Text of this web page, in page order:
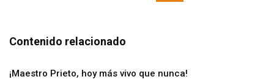
Contenido relacionado
¡Maestro Prieto, hoy más vivo que nunca!